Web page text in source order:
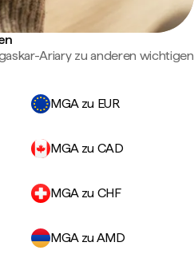
Ariary zu anderen wichtigen
MGA zu EUR
MGA zu CAD
MGA zu CHF
MGA zu AMD